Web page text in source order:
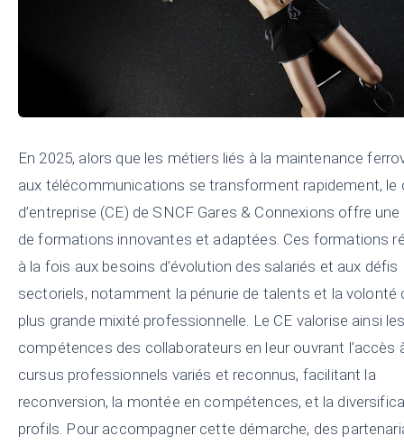
En 2025, alors que les métiers liés à la maintenance
aux télécommunications se transforment rapidement, le
d’entreprise (CE) de SNCF Gares & Connexions offre
de formations innovantes et adaptées. Ces formations
à la fois aux besoins d’évolution des salariés et aux défis
sectoriels, notamment la pénurie de talents et la volonté
plus grande mixité professionnelle. Le CE valorise ainsi
compétences des collaborateurs en leur ouvrant l’accès
cursus professionnels variés et reconnus, facilitant la
reconversion, la montée en compétences, et la
profils. Pour accompagner cette démarche, des